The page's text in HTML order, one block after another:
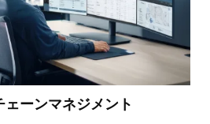
ェーンマネジメント